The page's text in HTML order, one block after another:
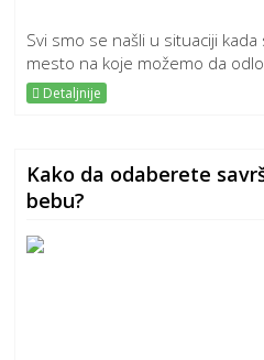
Svi smo se našli u situaciji
mesto na koje možemo da
Detaljnije
Kako da odaberete
bebu?